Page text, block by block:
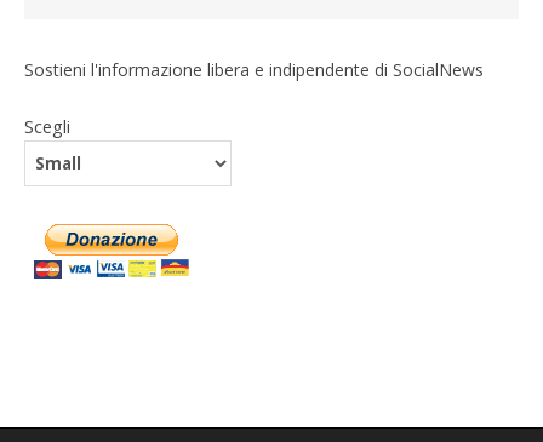
Sostieni l'informazione libera e indipendente di SocialNews
Scegli